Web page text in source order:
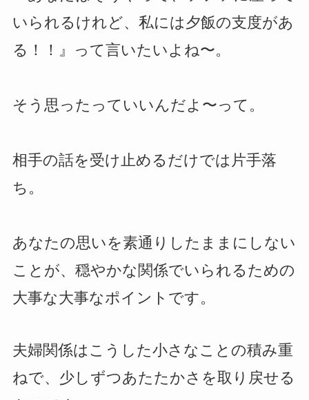
いられるけれど、私には夕飯の支度があ
る！！』って言いたいよね〜。
そう思ったっていいんだよ〜って。
相手の話を受け止めるだけでは片手落
ち。
あなたの思いを素通りしたままにしない
ことが、穏やかな関係でいられるための
大事な大事なポイントです。
夫婦関係はこうした小さなことの積み重
ねで、少しずつあたたかさを取り戻せる